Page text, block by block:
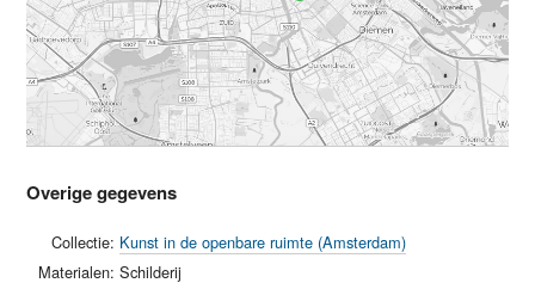
Overige gegevens
Collectie: Kunst in de openbare ruimte (Amsterdam)
Materialen: Schilderij